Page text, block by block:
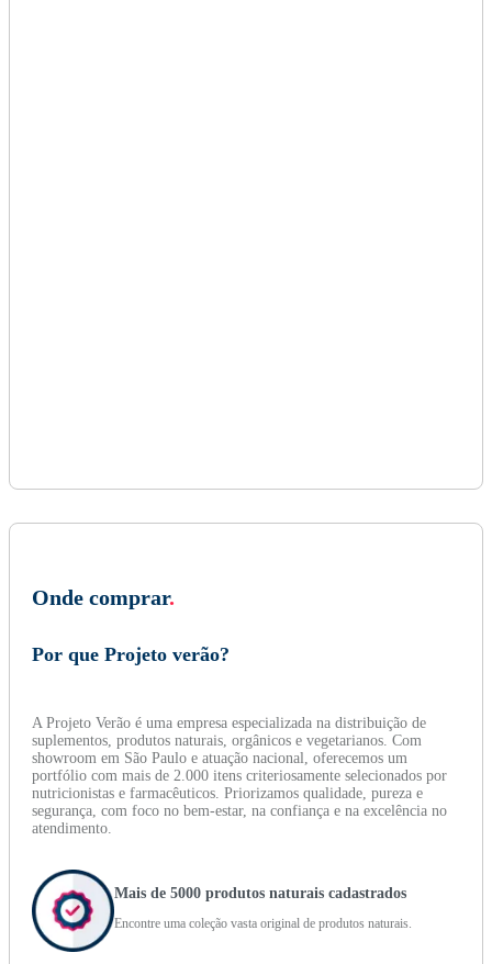
Onde comprar.
Por que Projeto verão?
A Projeto Verão é uma empresa especializada na distribuição de
suplementos, produtos naturais, orgânicos e vegetarianos. Com
showroom em São Paulo e atuação nacional, oferecemos um
portfólio com mais de 2.000 itens criteriosamente selecionados por
nutricionistas e farmacêuticos. Priorizamos qualidade, pureza e
segurança, com foco no bem-estar, na confiança e na excelência no
atendimento.
Mais de 5000 produtos naturais cadastrados
Encontre uma coleção vasta original de produtos naturais.